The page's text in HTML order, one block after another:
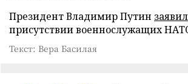
Президент Владимир Путин заявил
присутствии военнослужащих
Текст: Вера Басилая